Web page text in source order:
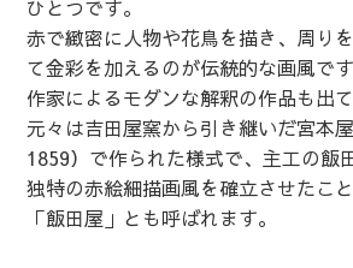
ひとつです。
赤で緻密に人物や花鳥を描き、周り
て金彩を加えるのが伝統的な画風で
作家によるモダンな解釈の作品も出て
元々は吉田屋窯から引き継いだ宮本
1859）で作られた様式で、主工の飯
独特の赤絵細描画風を確立させたこ
「飯田屋」とも呼ばれます。